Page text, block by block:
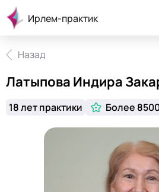
Ирлем-практик
Назад
Латыпова Индира
18 лет практики Более